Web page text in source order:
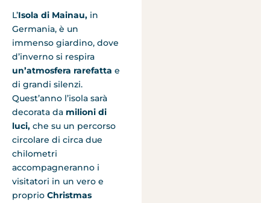
L’Isola di Mainau, in
Germania, è un
immenso giardino, dove
d’inverno si respira
un’atmosfera rarefatta e
di grandi silenzi.
Quest’anno l’isola sarà
decorata da milioni di
luci, che su un percorso
circolare di circa due
chilometri
accompagneranno i
visitatori in un vero e
proprio Christmas